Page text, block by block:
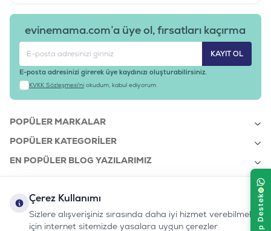
evinemama.com’a üye ol, fırsatları kaçırma
KAYIT OL
E-posta adresinizi girerek üye kaydınızı oluşturabilirsiniz.
KVKK Sözleşmesi'ni okudum, kabul ediyorum.
POPÜLER MARKALAR
POPÜLER KATEGORILER
EN POPÜLER BLOG YAZILARIMIZ
KURUMSAL
Çerez Kullanımı
Sizlere alışverişiniz sırasında daha iyi hizmet verebilmek
için internet sitemizde yasalara uygun çerezler